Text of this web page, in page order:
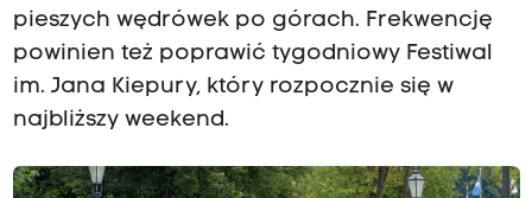
pieszych wędrówek po górach. Frekwencję
powinien też poprawić tygodniowy Festiwal
im. Jana Kiepury, który rozpocznie się w
najbliższy weekend.